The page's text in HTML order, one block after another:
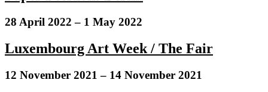
28 April 2022 – 1 May 2022
Luxembourg Art Week / The Fair
12 November 2021 – 14 November 2021